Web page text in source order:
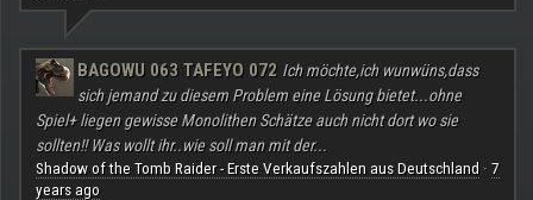
BAGOWU 063 TAFEYO 072 Ich möchte,ich wunwüns,dass
sich jemand zu diesem Problem eine Lösung bietet...ohne
Spiel+ liegen gewisse Monolithen Schätze auch nicht dort wo sie
sollten!! Was wollt ihr..wie soll man mit der...
Shadow of the Tomb Raider - Erste Verkaufszahlen aus Deutschland · 7
years ago